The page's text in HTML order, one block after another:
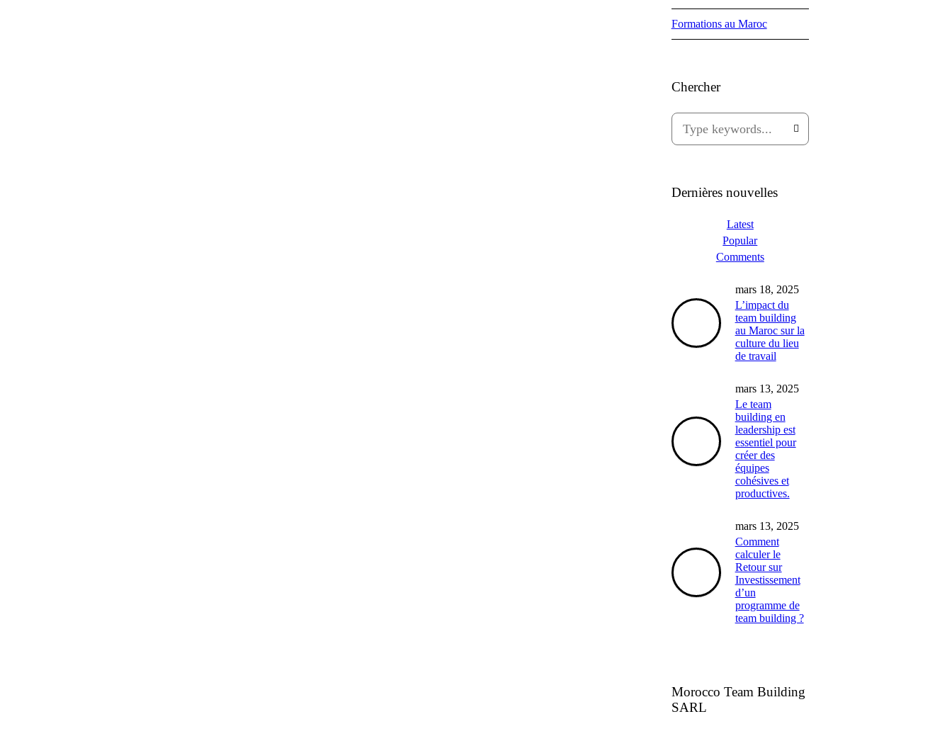
Formations au Maroc
Chercher
Dernières nouvelles
Latest
Popular
Comments
mars 18, 2025
L’impact du
team building
au Maroc sur la
culture du lieu
de travail
mars 13, 2025
Le team
building en
leadership est
essentiel pour
créer des
équipes
cohésives et
productives.
mars 13, 2025
Comment
calculer le
Retour sur
Investissement
d’un
programme de
team building ?
Morocco Team Building
SARL